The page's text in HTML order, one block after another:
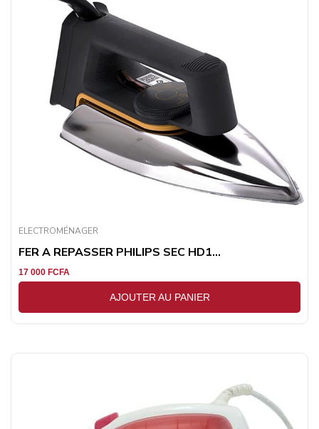
ELECTROMÉNAGER
FER A REPASSER PHILIPS SEC HD1...
17 000 FCFA
AJOUTER AU PANIER